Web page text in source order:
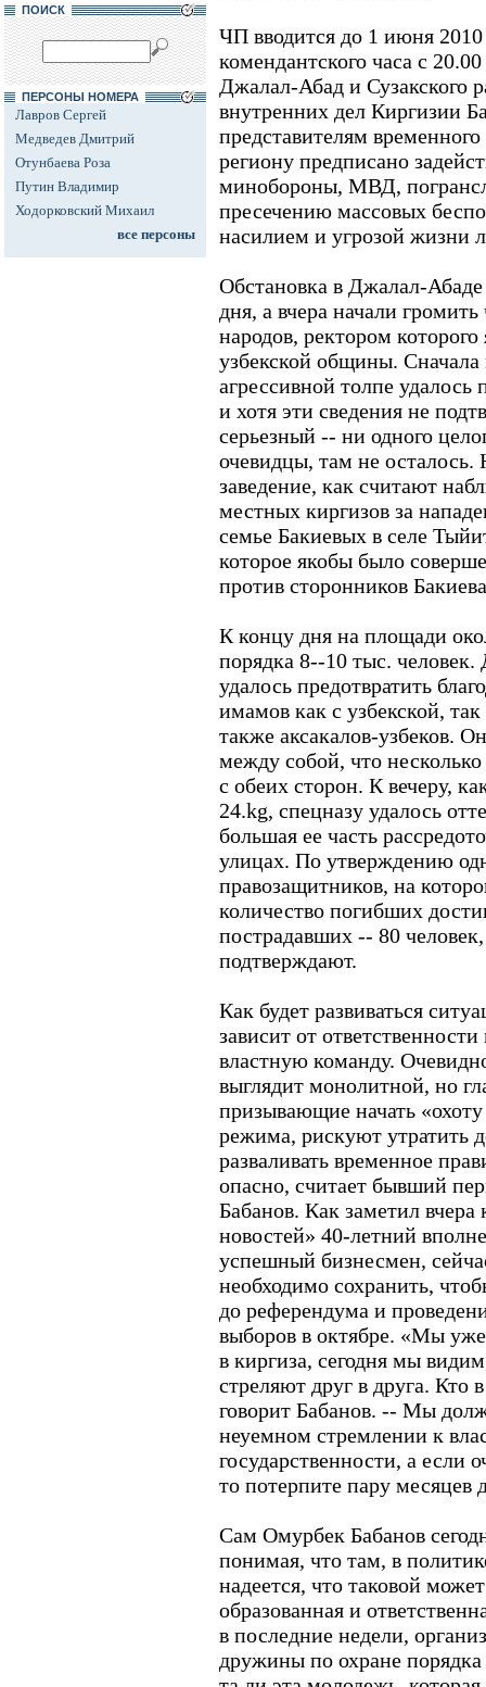
ПОИСК
ПЕРСОНЫ НОМЕРА
Лавров Сергей
Медведев Дмитрий
Отунбаева Роза
Путин Владимир
Ходорковский Михаил
все персоны
ЧП вводится до 1 июня 2010
комендантского часа с
Джалал-Абад и Сузакского
внутренних дел Киргизии
представителям
региону предписано
минобороны, МВД,
пресечению массовых
насилием и угрозой жизни
Обстановка в Джалал-Абаде
дня, а вчера начали
народов, ректором которого
узбекской общины.
агрессивной толпе удалось
и хотя эти сведения не
серьезный -- ни одного
очевидцы, там не осталось.
заведение, как считают
местных киргизов за
семье Бакиевых в селе
которое якобы было
против сторонников
К концу дня на площади
порядка 8--10 тыс.
удалось предотвратить
имамов как с узбекской,
также аксакалов-узбеков.
между собой, что
с обеих сторон. К вечеру,
24.kg, спецназу удалось
большая ее часть
улицах. По утверждению
правозащитников, на
количество погибших
пострадавших -- 80
подтверждают.
Как будет развиваться
зависит от
властную команду.
выглядит монолитной, но
призывающие начать
режима, рискуют утратить
разваливать временное
опасно, считает бывший
Бабанов. Как заметил
новостей» 40-летний
успешный бизнесмен,
необходимо сохранить,
до референдума и
выборов в октябре. «Мы уже
в киргиза, сегодня мы
стреляют друг в друга. Кто
говорит Бабанов. -- Мы
неуемном стремлении к
государственности, а если
то потерпите пару месяцев
Сам Омурбек Бабанов
понимая, что там, в
надеется, что таковой
образованная и
в последние недели,
дружины по охране